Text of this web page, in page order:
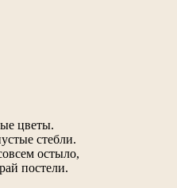
цветы.
стебли.
остыло,
постели.